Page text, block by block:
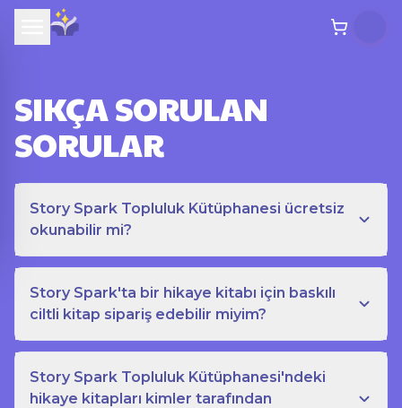
SIKÇA SORULAN
SORULAR
Story Spark Topluluk Kütüphanesi ücretsiz
okunabilir mi?
Story Spark'ta bir hikaye kitabı için baskılı
ciltli kitap sipariş edebilir miyim?
Story Spark Topluluk Kütüphanesi'ndeki
hikaye kitapları kimler tarafından